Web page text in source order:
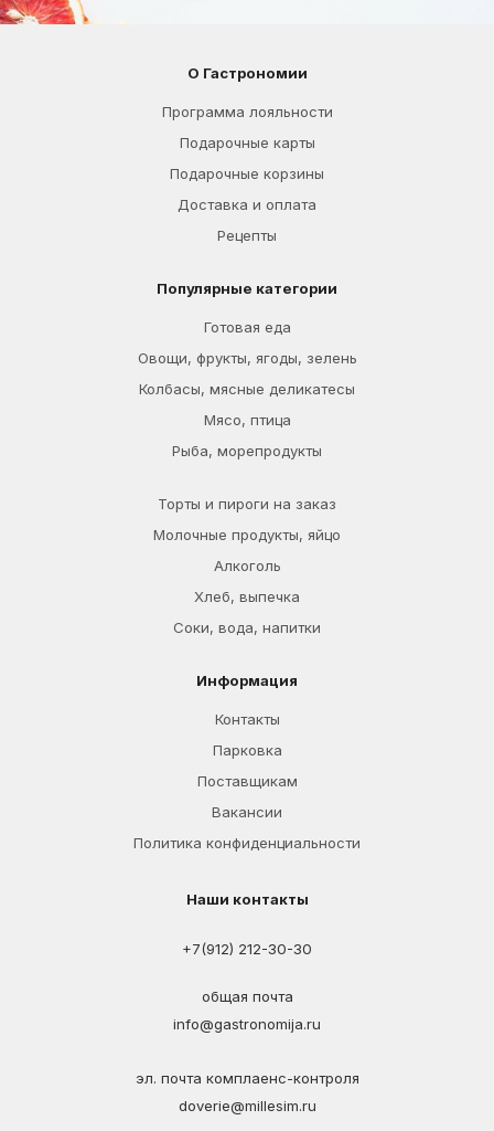
О Гастрономии
Программа лояльности
Подарочные карты
Подарочные корзины
Доставка и оплата
Рецепты
Популярные категории
Готовая еда
Овощи, фрукты, ягоды, зелень
Колбасы, мясные деликатесы
Мясо, птица
Рыба, морепродукты
Торты и пироги на заказ
Молочные продукты, яйцо
Алкоголь
Хлеб, выпечка
Соки, вода, напитки
Информация
Контакты
Парковка
Поставщикам
Вакансии
Политика конфиденциальности
Наши контакты
+7(912) 212-30-30
общая почта
info@gastronomija.ru
эл. почта комплаенс-контроля
doverie@millesim.ru